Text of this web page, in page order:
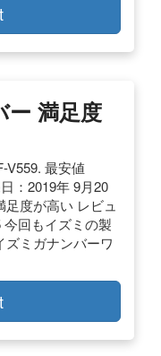
満足度
V559. 最安値
：2019年 9月20
度が高い レビュ
回もイズミの製
ミガナンバーワ